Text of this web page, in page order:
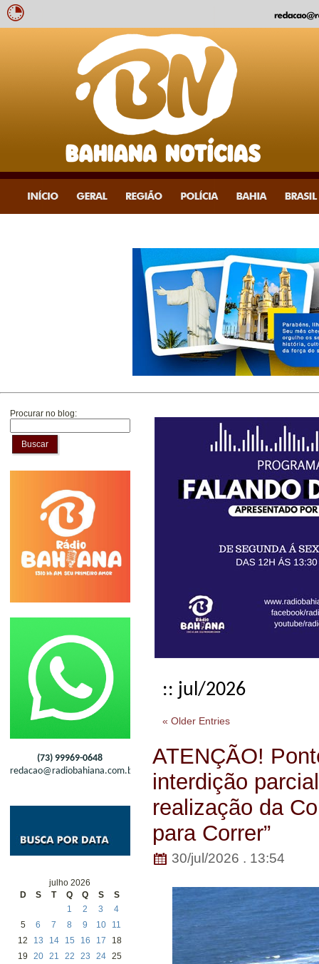
Procurar no blog:
Buscar
(73) 99969-0648
redacao@radiobahiana.com.br
julho 2026
D
S T Q Q S
S
1
2 3
4
5
6 7 8 9 10
11
12
13 14 15 16 17
18
19
20 21 22 23 24 25
:: jul/2026
« Older Entries
ATENÇÃO!
interdição
realização da
para Correr”
30/jul/2026 . 13:54